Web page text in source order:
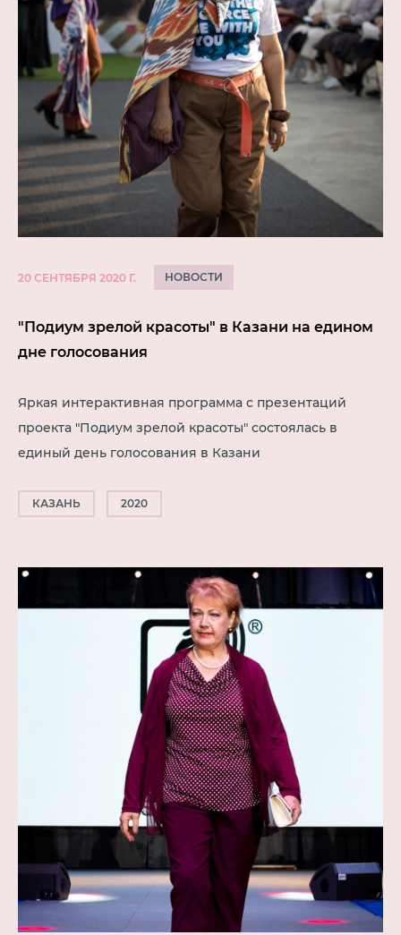
20 СЕНТЯБРЯ 2020 Г. НОВОСТИ
"Подиум зрелой красоты" в Казани на едином
дне голосования
Яркая интерактивная программа с презентаций
проекта "Подиум зрелой красоты" состоялась в
единый день голосования в Казани
КАЗАНЬ 2020